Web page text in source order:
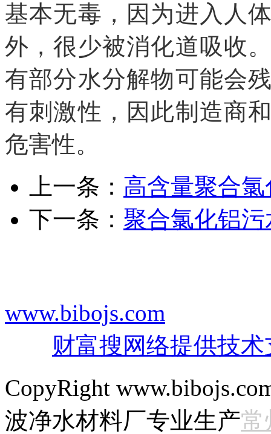
基本无毒，因为进入人
外，很少被消化道吸收
有部分水分解物可能会
有刺激性，因此制造商
危害性。
上一条： 高含量聚合
下一条： 聚合氯化铝
www.bibojs.com
财富搜网络提供技术
CopyRight
波净水材料厂专业生产常